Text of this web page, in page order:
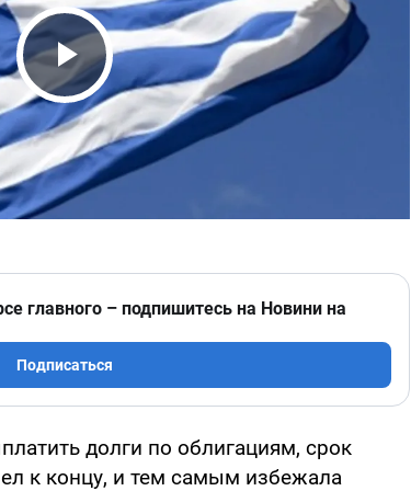
Play Video
главного – подпишитесь на Новини на
Подписаться
долги по облигациям, срок
к концу, и тем самым избежала